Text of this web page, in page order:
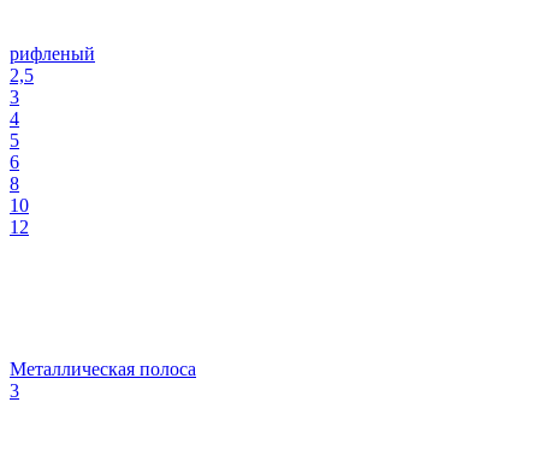
рифленый
2,5
3
4
5
6
8
10
12
Металлическая полоса
3